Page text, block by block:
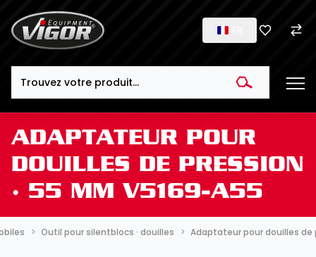
ADAPTATEUR POUR
DOUILLES DE PRESSION
∙ 55 MM V5169-A55
Outil pour silentblocs · douilles Adaptateur pour douilles de